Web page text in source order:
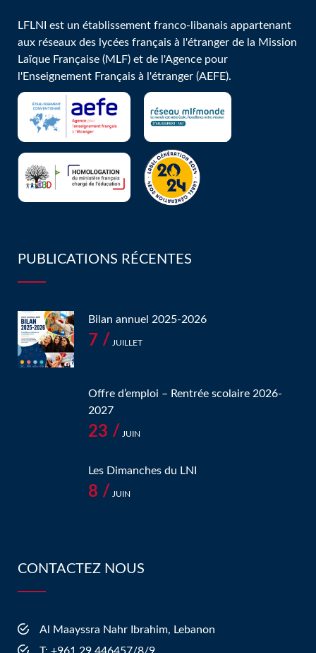
LFLNI est un établissement franco-libanais appartenant
aux réseaux des lycées français à l'étranger de la Mission
Laïque Française (MLF) et de l'Agence pour
l'Enseignement Français à l'étranger (AEFE).
PUBLICATIONS RÉCENTES
Bilan annuel 2025-2026
7 / JUILLET
Offre d’emploi – Rentrée scolaire 2026-
2027
23 / JUIN
Les Dimanches du LNI
8 / JUIN
CONTACTEZ NOUS
Al Maayssra Nahr Ibrahim, Lebanon